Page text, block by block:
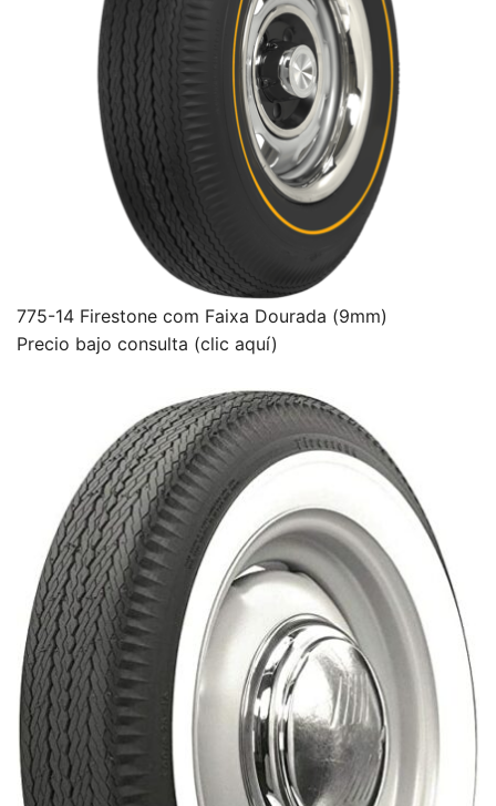
775-14 Firestone com Faixa Dourada (9mm)
Precio bajo consulta (clic aquí)